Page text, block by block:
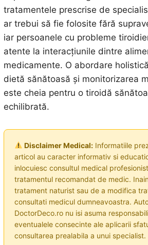
tratamentele prescrise de
ar trebui să fie folosite fără
iar persoanele cu probleme
atente la interacțiunile dintre
medicamente. O abordare
dietă sănătoasă și monitorizarea
este cheia pentru o tiroidă
echilibrată.
Disclaimer Medical:Informatiile
articol au caracter informativ si
inlocuiesc consultul medical
tratamentul recomandat de medic.
tratament naturist sau de a modifica
consultati medicul dumneavoastra.
DoctorDeco.ro nu isi asuma
eventualele consecinte ale aplicarii
consultarea prealabila a unui specialist.